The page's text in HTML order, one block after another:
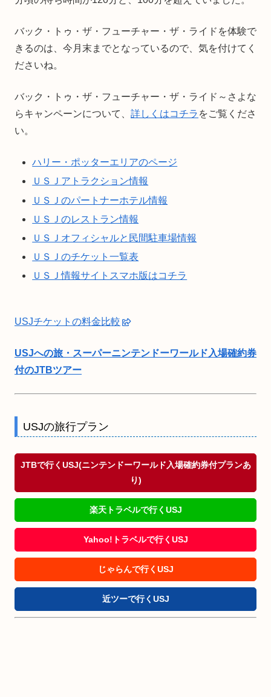
バック・トゥ・ザ・フューチャー・ザ・ライドを体験で
きるのは、今月末までとなっているので、気を付けてく
ださいね。
バック・トゥ・ザ・フューチャー・ザ・ライド～さよな
らキャンペーンについて、 詳しくはコチラ をご覧くださ
い。
ハリー・ポッターエリアのページ
ＵＳＪアトラクション情報
ＵＳＪのパートナーホテル情報
ＵＳＪのレストラン情報
ＵＳＪオフィシャルと民間駐車場情報
ＵＳＪのチケット一覧表
ＵＳＪ情報サイトスマホ版はコチラ
USJチケットの料金比較
USJへの旅・スーパーニンテンドーワールド入場確約券
付のJTBツアー
USJの旅行プラン
JTBで行くUSJ(ニンテンドーワールド入場確約券付プランあ
り)
楽天トラベルで行くUSJ
Yahoo!トラベルで行くUSJ
じゃらんで行くUSJ
近ツーで行くUSJ